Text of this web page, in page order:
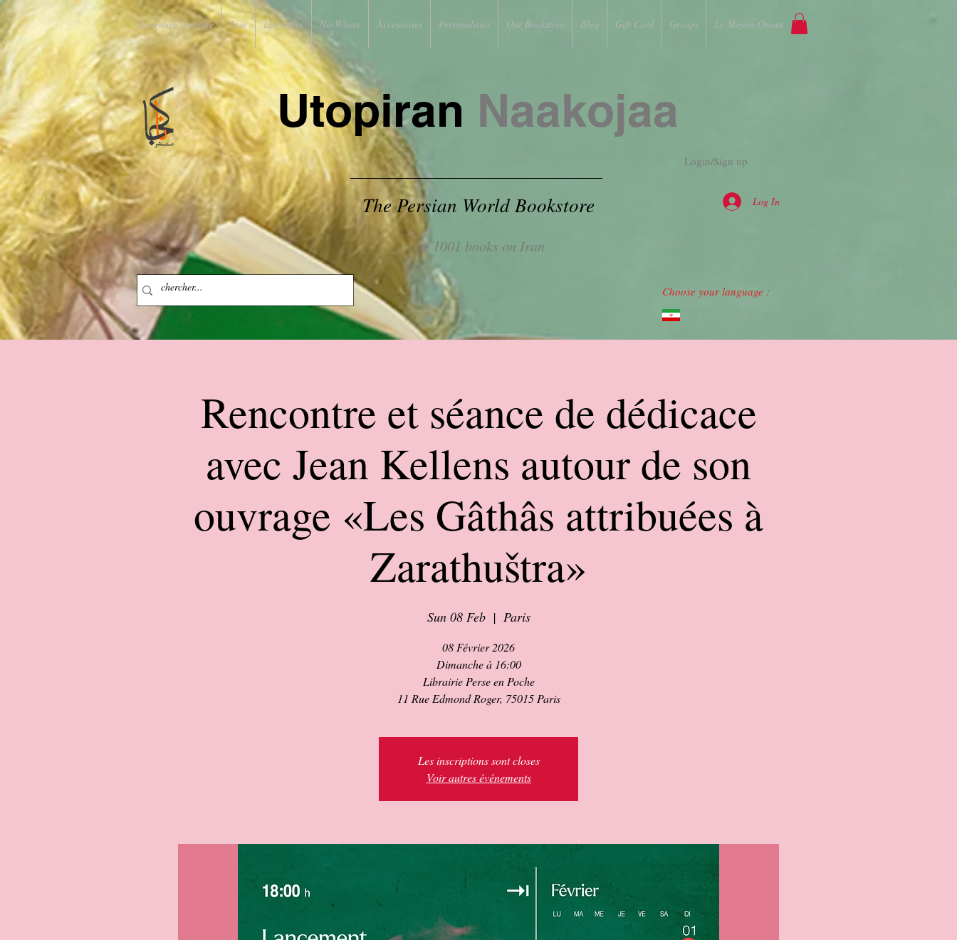
Language learning Iran Literature No-Where Accessories Personalities Our Bookstore Blog Gift Card Groups Le Moyen-Orient
Login/Sign up
Utopiran Naakojaa
The Persian World Bookstore Log In
the 1001 books on Iran
Choose your language :
Rencontre et séance de dédicace
avec Jean Kellens autour de son
ouvrage «Les Gâthâs attribuées à
Zarathuštra»
Sun 08 Feb
  |
Paris
08 Février 2026
Dimanche à 16:00
Librairie Perse en Poche
11 Rue Edmond Roger, 75015 Paris
Les inscriptions sont closes
Voir autres événements